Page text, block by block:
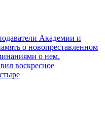
Академии и
о новопреставленном
о нем.
воскресное